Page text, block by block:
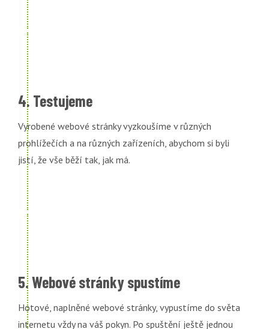
4. Testujeme
Vyrobené webové stránky vyzkoušíme v různých
prohlížečích a na různých zařízeních, abychom si byli
jistí, že vše běží tak, jak má.
5. Webové stránky spustíme
Hotové, naplněné webové stránky, vypustíme do světa
internetu vždy na váš pokyn. Po spuštění ještě jednou